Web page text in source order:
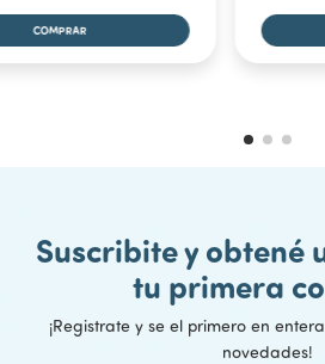
Suscribite y obtené
tu primera
¡Registrate y se el primero en
novedades!